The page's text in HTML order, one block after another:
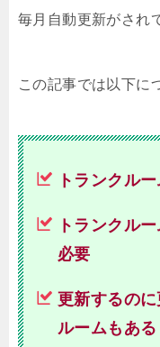
毎月自動更新がされ
この記事では以下に
トランクル
トランクル
必要
更新するの
ルームもある